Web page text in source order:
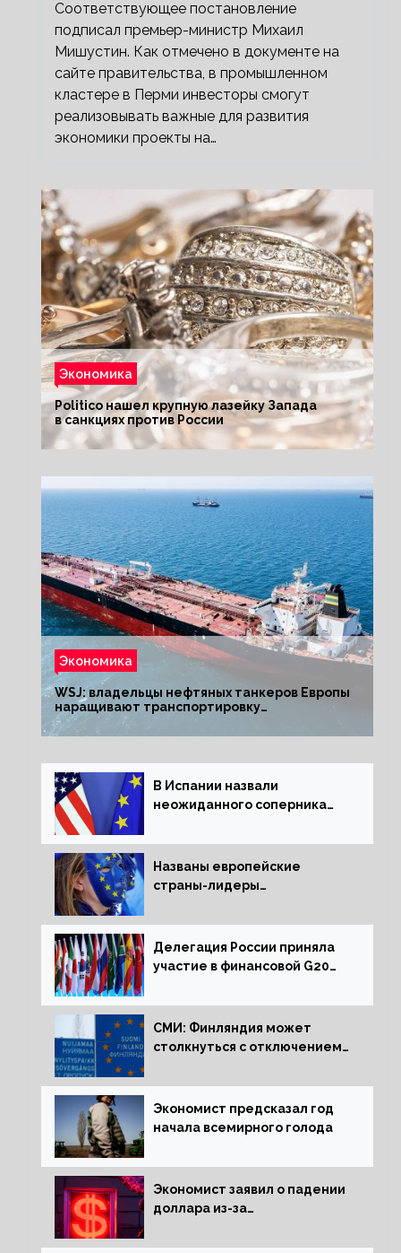
Соответствующее постановление
подписал премьер-министр Михаил
Мишустин. Как отмечено в документе на
сайте правительства, в промышленном
кластере в Перми инвесторы смогут
реализовывать важные для развития
экономики проекты на…
Экономика
Politico нашел крупную лазейку Запада
в санкциях против России
Экономика
WSJ: владельцы нефтяных танкеров Европы
наращивают транспортировку
из РФ до санкций
В Испании назвали
неожиданного соперника
Названы европейские
страны-лидеры
активов
Делегация России приняла
участие в финансовой G20
СМИ: Финляндия может
столкнуться с отключением
Экономист предсказал год
начала всемирного голода
Экономист заявил о падении
доллара из-за